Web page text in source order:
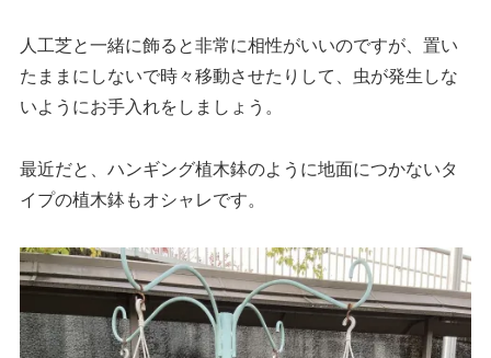
人工芝と一緒に飾ると非常に相性がいいのですが、置い
たままにしないで時々移動させたりして、虫が発生しな
いようにお手入れをしましょう。
最近だと、ハンギング植木鉢のように地面につかないタ
イプの植木鉢もオシャレです。